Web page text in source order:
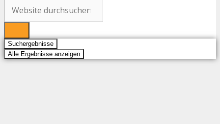
Suchergebnisse
Alle Ergebnisse anzeigen